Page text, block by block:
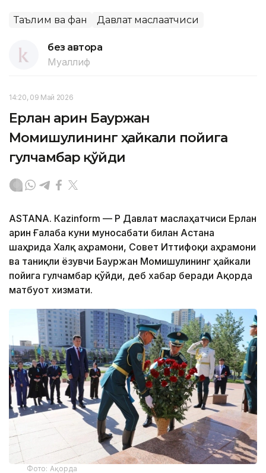
Таълим ва фан Давлат маслаҳатчиси
без автора
Муаллиф
14:20, 09 Май 2026
Ерлан Қарин Бауржан
Момишулининг ҳайкали пойига
гулчамбар қўйди
ASTANА. Каzinform — ҚР Давлат маслаҳатчиси Ерлан
Қарин Ғалаба куни муносабати билан Астана
шаҳрида Халқ Қаҳрамони, Совет Иттифоқи Қаҳрамони
ва таниқли ёзувчи Бауржан Момишулининг ҳайкали
пойига гулчамбар қўйди, деб хабар беради Ақорда
матбуот хизмати.
Фото: Ақорда